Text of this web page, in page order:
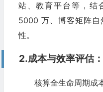
站、教育平台等，结
5000 万、博客矩阵
性。​
2.成本与效率评估：
核算全生命周期成